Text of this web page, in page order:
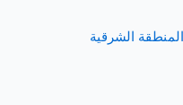
الشرقية